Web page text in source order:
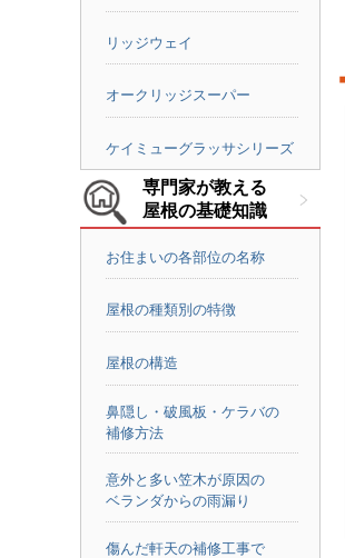
リッジウェイ
オークリッジスーパー
ケイミューグラッサシリーズ
専門家が教える
屋根の基礎知識
お住まいの各部位の名称
屋根の種類別の特徴
屋根の構造
鼻隠し・破風板・ケラバの
補修方法
意外と多い笠木が原因の
ベランダからの雨漏り
傷んだ軒天の補修工事で